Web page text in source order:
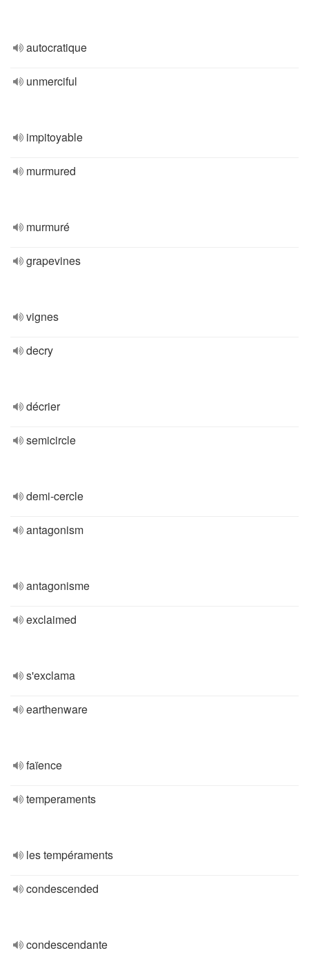
autocratique
unmerciful
impitoyable
murmured
murmuré
grapevines
vignes
decry
décrier
semicircle
demi-cercle
antagonism
antagonisme
exclaimed
s'exclama
earthenware
faïence
temperaments
les tempéraments
condescended
condescendante